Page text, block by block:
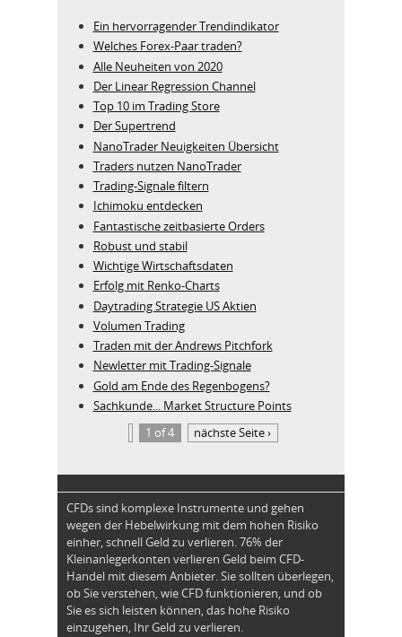
Ein hervorragender Trendindikator
Welches Forex-Paar traden?
Alle Neuheiten von 2020
Der Linear Regression Channel
Top 10 im Trading Store
Der Supertrend
NanoTrader Neuigkeiten Übersicht
Traders nutzen NanoTrader
Trading-Signale filtern
Ichimoku entdecken
Fantastische zeitbasierte Orders
Robust und stabil
Wichtige Wirtschaftsdaten
Erfolg mit Renko-Charts
Daytrading Strategie US Aktien
Volumen Trading
Traden mit der Andrews Pitchfork
Newletter mit Trading-Signale
Gold am Ende des Regenbogens?
Sachkunde... Market Structure Points
1 of 4
nächste Seite ›
CFDs sind komplexe Instrumente und gehen
wegen der Hebelwirkung mit dem hohen Risiko
einher, schnell Geld zu verlieren. 76% der
Kleinanlegerkonten verlieren Geld beim CFD-
Handel mit diesem Anbieter. Sie sollten überlegen,
ob Sie verstehen, wie CFD funktionieren, und ob
Sie es sich leisten können, das hohe Risiko
einzugehen, Ihr Geld zu verlieren.